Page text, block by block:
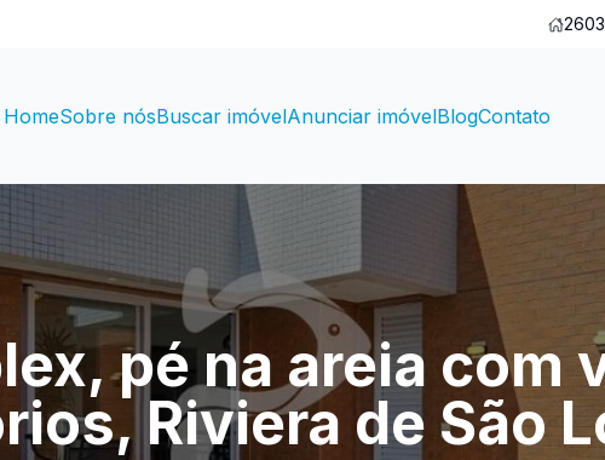
HomeSobre nósBuscar imóvelAnunciar imóvelBlogContato
pé na areia com
Riviera de São